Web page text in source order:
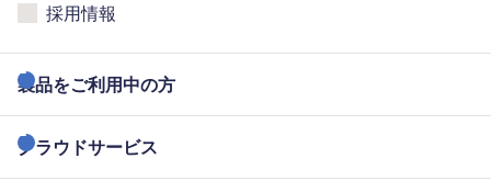
採用情報
製品をご利用中の方
クラウドサービス